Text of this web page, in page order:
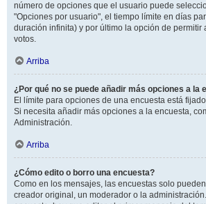
número de opciones que el usuario puede
"Opciones por usuario", el tiempo límite en días
duración infinita) y por último la opción de permitir
votos.
Arriba
¿Por qué no se puede añadir más opciones a la
El límite para opciones de una encuesta está
Si necesita añadir más opciones a la encuesta,
Administración.
Arriba
¿Cómo edito o borro una encuesta?
Como en los mensajes, las encuestas solo
creador original, un moderador o la